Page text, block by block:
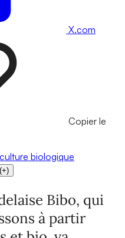
X.com
Copier le
biologique
(+)
Bibo, qui
à partir